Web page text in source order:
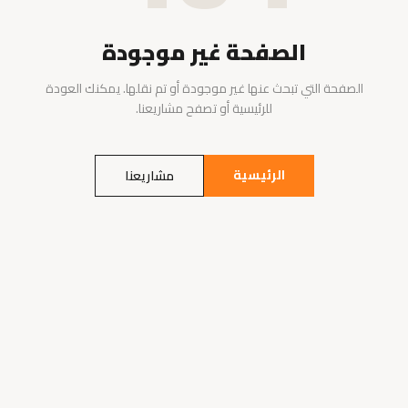
الصفحة غير موجودة
الصفحة التي تبحث عنها غير موجودة أو تم نقلها. يمكنك العودة
للرئيسية أو تصفح مشاريعنا.
الرئيسية مشاريعنا